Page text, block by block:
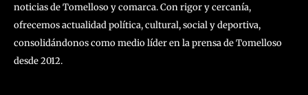
noticias de Tomelloso y comarca. Con rigor y cercanía,
ofrecemos actualidad política, cultural, social y deportiva,
consolidándonos como medio líder en la prensa de Tomelloso
desde 2012.